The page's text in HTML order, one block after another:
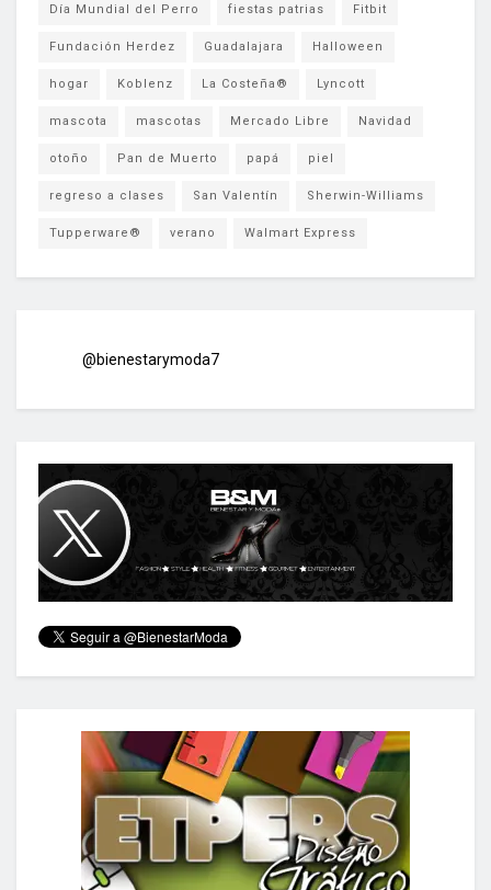
Día Mundial del Perro fiestas patrias Fitbit
Fundación Herdez Guadalajara Halloween
hogar Koblenz La Costeña® Lyncott
mascota mascotas Mercado Libre Navidad
otoño Pan de Muerto papá piel
regreso a clases San Valentín Sherwin-Williams
Tupperware® verano Walmart Express
@bienestarymoda7